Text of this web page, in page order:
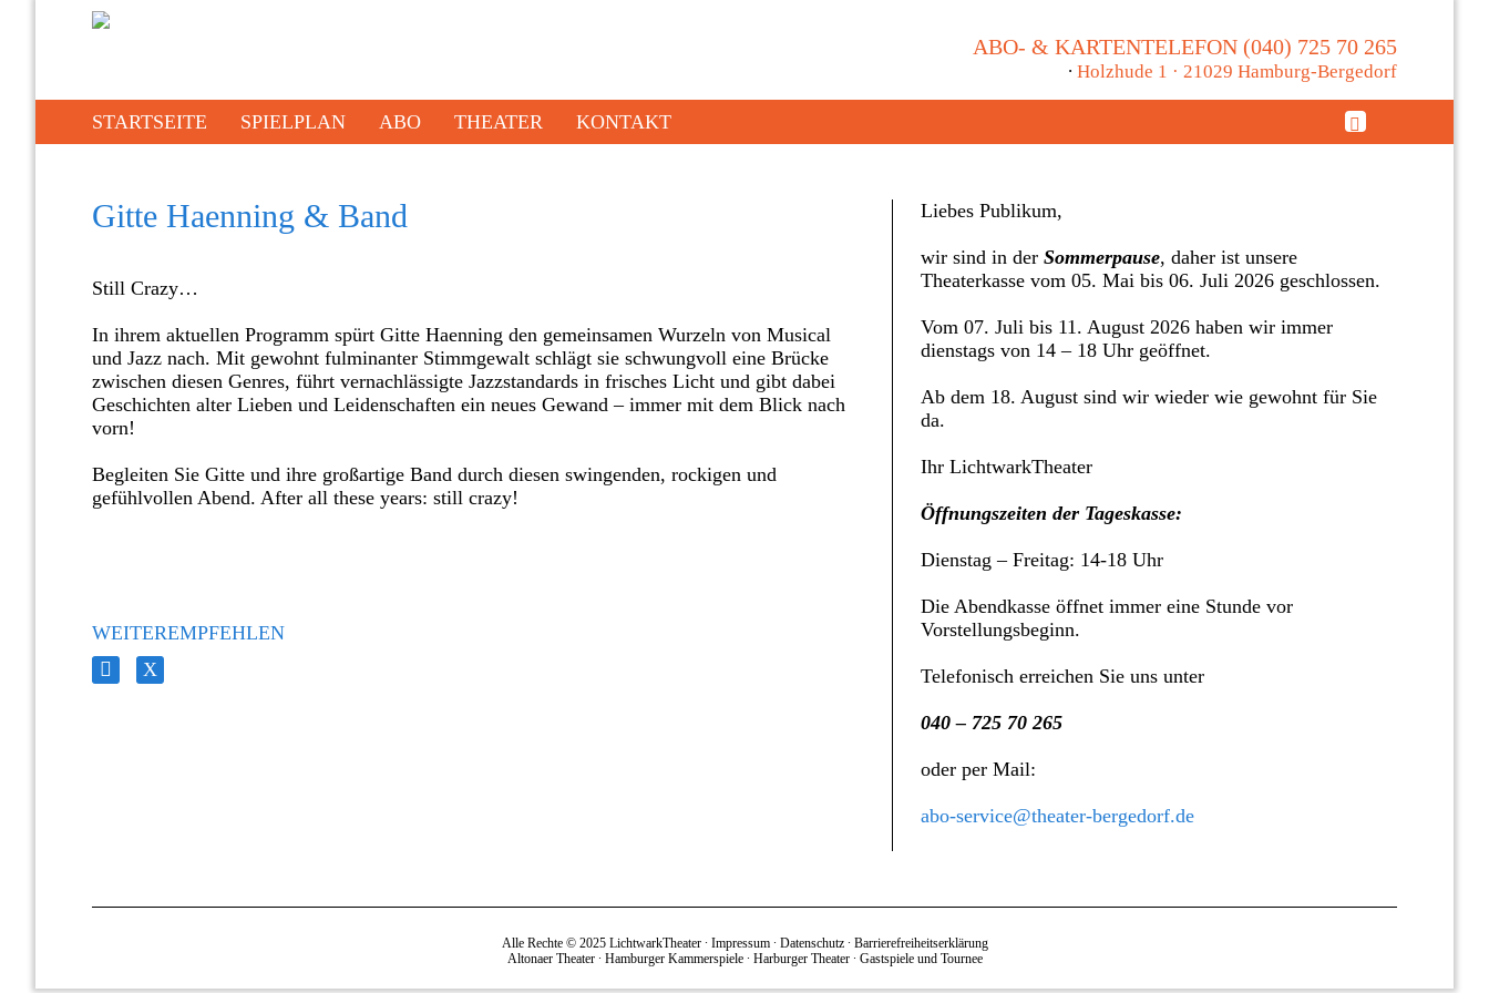
ABO- & KARTENTELEFON (040) 725 70 265
∙ Holzhude 1 · 21029 Hamburg-Bergedorf
STARTSEITE SPIELPLAN ABO THEATER KONTAKT
Gitte Haenning & Band
Still Crazy…
In ihrem aktuellen Programm spürt Gitte Haenning den gemeinsamen Wurzeln von Musical
und Jazz nach. Mit gewohnt fulminanter Stimmgewalt schlägt sie schwungvoll eine Brücke
zwischen diesen Genres, führt vernachlässigte Jazzstandards in frisches Licht und gibt dabei
Geschichten alter Lieben und Leidenschaften ein neues Gewand – immer mit dem Blick nach
vorn!
Begleiten Sie Gitte und ihre großartige Band durch diesen swingenden, rockigen und
gefühlvollen Abend. After all these years: still crazy!
WEITEREMPFEHLEN
Liebes Publikum,
wir sind in derSommerpause, daher ist unsere
Theaterkasse vom 05. Mai bis 06. Juli 2026 geschlossen.
Vom 07. Juli bis 11. August 2026 haben wir immer
dienstags von 14 – 18 Uhr geöffnet.
Ab dem 18. August sind wir wieder wie gewohnt für Sie
da.
Ihr LichtwarkTheater
Öffnungszeiten der Tageskasse:
Dienstag – Freitag: 14-18 Uhr
Die Abendkasse öffnet immer eine Stunde vor
Vorstellungsbeginn.
Telefonisch erreichen Sie uns unter
040 – 725 70 265
oder per Mail:
abo-service@theater-bergedorf.de
Alle Rechte © 2025 LichtwarkTheater ∙ Impressum∙ Datenschutz∙ Barrierefreiheitserklärung
Altonaer Theater∙ Hamburger Kammerspiele∙ Harburger Theater∙ Gastspiele und Tournee